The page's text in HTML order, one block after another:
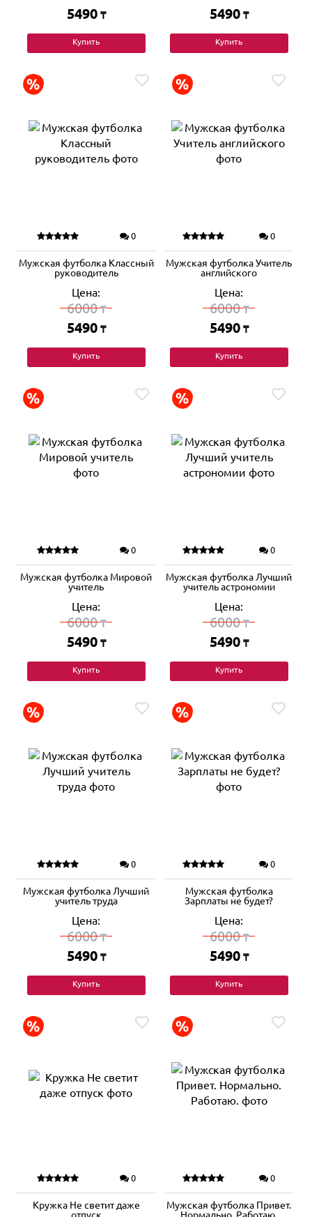
5490 ₸
Купить
5490 ₸
Купить
0
Мужская футболка Классный
руководитель
Цена:
6000₸
5490 ₸
Купить
0
Мужская футболка Учитель
английского
Цена:
6000₸
5490 ₸
Купить
0
Мужская футболка Мировой
учитель
Цена:
6000₸
5490 ₸
Купить
0
Мужская футболка Лучший
учитель астрономии
Цена:
6000₸
5490 ₸
Купить
0
Мужская футболка Лучший
учитель труда
Цена:
6000₸
5490 ₸
Купить
0
Мужская футболка
Зарплаты не будет?
Цена:
6000₸
5490 ₸
Купить
0
Кружка Не светит даже
0
Мужская футболка Привет.